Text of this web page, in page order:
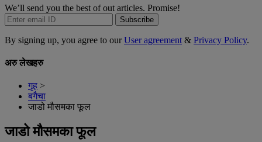
We’ll send you the best of out articles. Promise!
Subscribe
By signing up, you agree to ourUser agreement & Privacy Policy.
अरु लेखहरु
गृह >
बगैचा
जाडो मौसमका फूल
जाडो मौसमका फूल